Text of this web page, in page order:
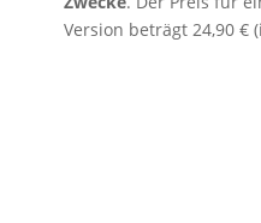
Version beträgt 24,90 €